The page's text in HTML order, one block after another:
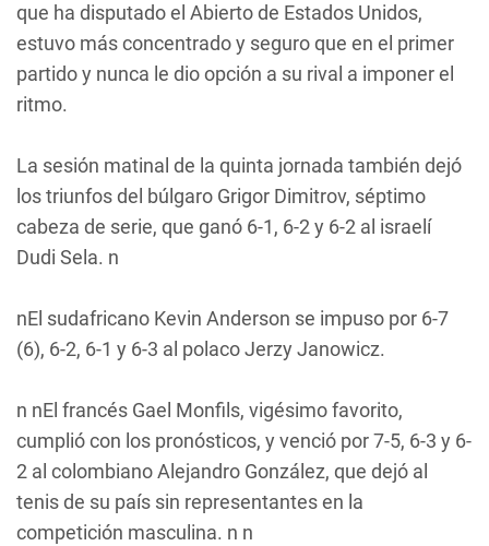
que ha disputado el Abierto de Estados Unidos,
estuvo más concentrado y seguro que en el primer
partido y nunca le dio opción a su rival a imponer el
ritmo.
La sesión matinal de la quinta jornada también dejó
los triunfos del búlgaro Grigor Dimitrov, séptimo
cabeza de serie, que ganó 6-1, 6-2 y 6-2 al israelí
Dudi Sela. n
nEl sudafricano Kevin Anderson se impuso por 6-7
(6), 6-2, 6-1 y 6-3 al polaco Jerzy Janowicz.
n nEl francés Gael Monfils, vigésimo favorito,
cumplió con los pronósticos, y venció por 7-5, 6-3 y 6-
2 al colombiano Alejandro González, que dejó al
tenis de su país sin representantes en la
competición masculina. n n